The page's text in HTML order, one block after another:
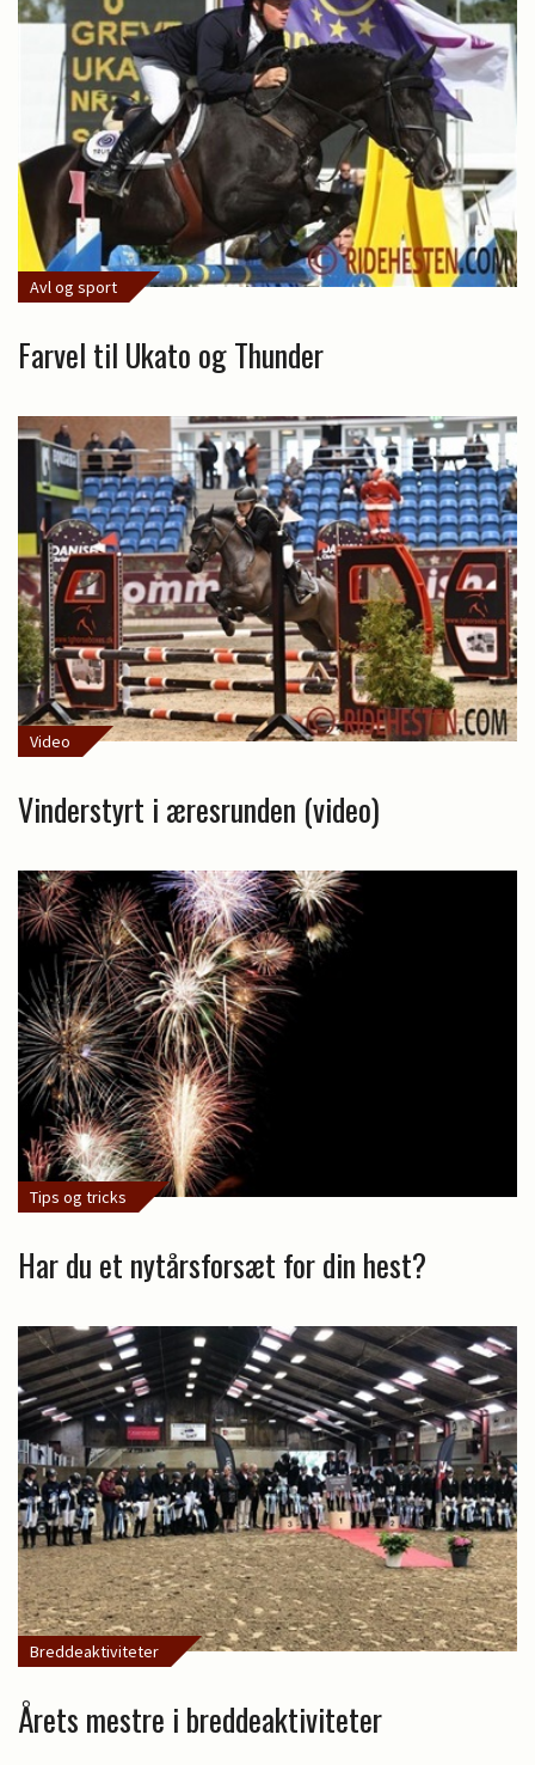
Avl og sport
Farvel til Ukato og Thunder
Video
Vinderstyrt i æresrunden (video)
Tips og tricks
Har du et nytårsforsæt for din hest?
Breddeaktiviteter
Årets mestre i breddeaktiviteter